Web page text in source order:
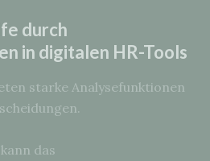
durch
in digitalen HR-Tools
starke Analysefunktionen
kann das